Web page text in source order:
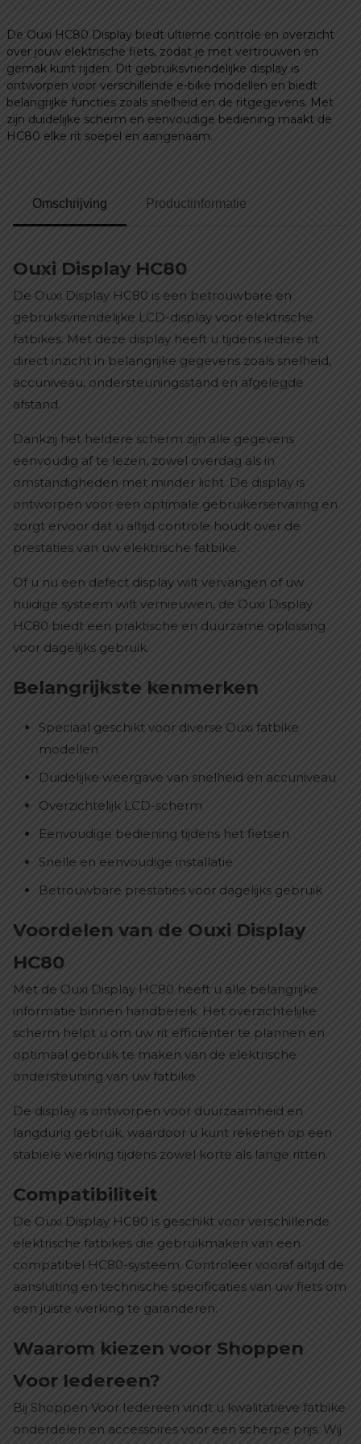
De Ouxi HC80 Display biedt ultieme controle en overzicht
over jouw elektrische fiets, zodat je met vertrouwen en
gemak kunt rijden. Dit gebruiksvriendelijke display is
ontworpen voor verschillende e-bike modellen en biedt
belangrijke functies zoals snelheid en de ritgegevens. Met
zijn duidelijke scherm en eenvoudige bediening maakt de
HC80 elke rit soepel en aangenaam.
Omschrijving Productinformatie
Ouxi Display HC80
De Ouxi Display HC80 is een betrouwbare en
gebruiksvriendelijke LCD-display voor elektrische
fatbikes. Met deze display heeft u tijdens iedere rit
direct inzicht in belangrijke gegevens zoals snelheid,
accuniveau, ondersteuningsstand en afgelegde
afstand.
Dankzij het heldere scherm zijn alle gegevens
eenvoudig af te lezen, zowel overdag als in
omstandigheden met minder licht. De display is
ontworpen voor een optimale gebruikerservaring en
zorgt ervoor dat u altijd controle houdt over de
prestaties van uw elektrische fatbike.
Of u nu een defect display wilt vervangen of uw
huidige systeem wilt vernieuwen, de Ouxi Display
HC80 biedt een praktische en duurzame oplossing
voor dagelijks gebruik.
Belangrijkste kenmerken
Speciaal geschikt voor diverse Ouxi fatbike
modellen
Duidelijke weergave van snelheid en accuniveau
Overzichtelijk LCD-scherm
Eenvoudige bediening tijdens het fietsen
Snelle en eenvoudige installatie
Betrouwbare prestaties voor dagelijks gebruik
Voordelen van de Ouxi Display
HC80
Met de Ouxi Display HC80 heeft u alle belangrijke
informatie binnen handbereik. Het overzichtelijke
scherm helpt u om uw rit efficiënter te plannen en
optimaal gebruik te maken van de elektrische
ondersteuning van uw fatbike.
De display is ontworpen voor duurzaamheid en
langdurig gebruik, waardoor u kunt rekenen op een
stabiele werking tijdens zowel korte als lange ritten.
Compatibiliteit
De Ouxi Display HC80 is geschikt voor verschillende
elektrische fatbikes die gebruikmaken van een
compatibel HC80-systeem. Controleer vooraf altijd de
aansluiting en technische specificaties van uw fiets om
een juiste werking te garanderen.
Waarom kiezen voor Shoppen
Voor Iedereen?
Bij Shoppen Voor Iedereen vindt u kwalitatieve fatbike
onderdelen en accessoires voor een scherpe prijs. Wij